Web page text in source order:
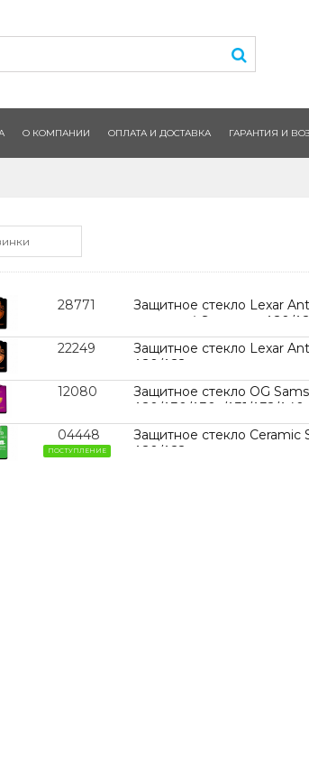
О КОМПАНИИ ОПЛАТА И ДОСТАВКА ГАРАНТИЯ И
28771
Защитное стекло Lexar
упаковке) Samsung A20/
4G/A30/A30s/A31/A32/A33/
22249
Защитное стекло Lexar
A20/A22
4G/A30/A30s/A31/A32/A33/
12080
Защитное стекло OG
A20/A30/A30s/A31/A32/
Black
04448
Защитное стекло Ceramic
A20/A22
4G/A30/A30s/A31/A32/
ПОСТУПЛЕНИЕ